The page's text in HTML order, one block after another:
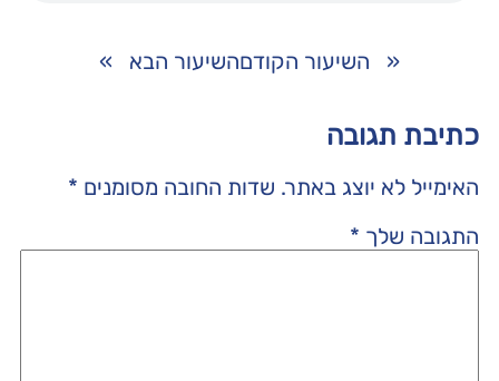
« השיעור הקודםהשיעור הבא »
כתיבת תגובה
האימייל לא יוצג באתר. שדות החובה מסומנים *
התגובה שלך *